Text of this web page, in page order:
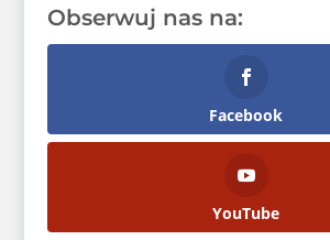
Obserwuj nas na:
Facebook
YouTube